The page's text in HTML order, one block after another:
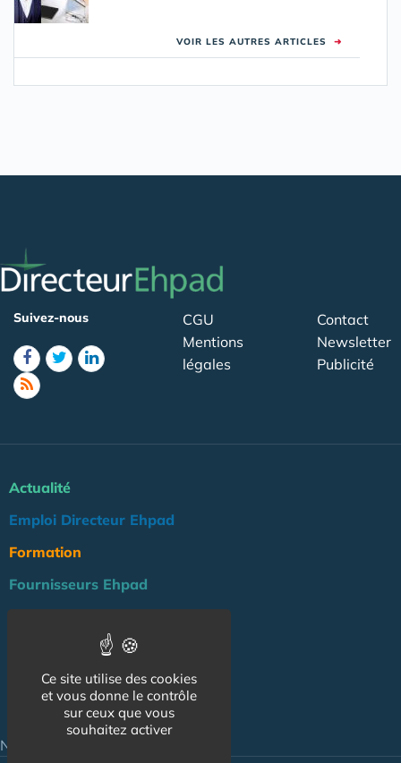
VOIR LES AUTRES ARTICLES ➜
Suivez-nous
CGU
Mentions
légales
Contact
Newsletter
Publicité
Actualité
Emploi Directeur Ehpad
Formation
Fournisseurs Ehpad
Réglementation
Outils
Groupe Maison de Retraite
NOS AUTRES SITES :
Ce site utilise des cookies
et vous donne le contrôle
sur ceux que vous
souhaitez activer